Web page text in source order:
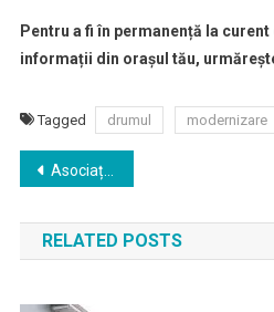
Pentru a fi în permanență la
informații din orașul tău,
Tagged drumul modernizare
Navigare
în
articole
Asociația ROTA a donat Spitalului Județean de Urgență Buzău echipamente de protecție pentru personalul medical
RELATED POSTS